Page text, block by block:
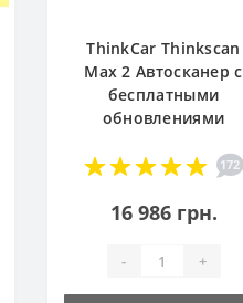
ThinkCar Thinkscan
Max 2 Автосканер с
бесплатными
обновлениями
172
16 986 грн.
- +